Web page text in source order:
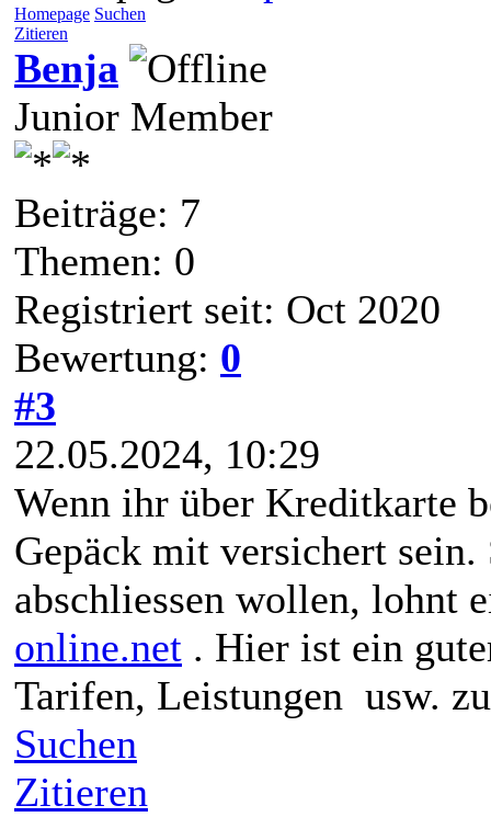
Homepage Suchen
Zitieren
Benja
Junior Member
Beiträge: 7
Themen: 0
Registriert seit: Oct 2020
Bewertung: 0
#3
22.05.2024, 10:29
Wenn ihr über Kreditkarte
Gepäck mit versichert
abschliessen wollen, lohnt
online.net . Hier ist ein
Tarifen, Leistungen usw.
Suchen
Zitieren